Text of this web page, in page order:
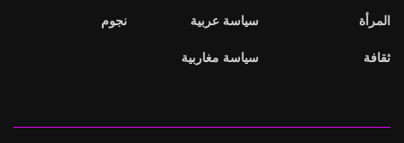
المرأة
ثقافة
سياسة عربية
سياسة مغاربية
نجوم